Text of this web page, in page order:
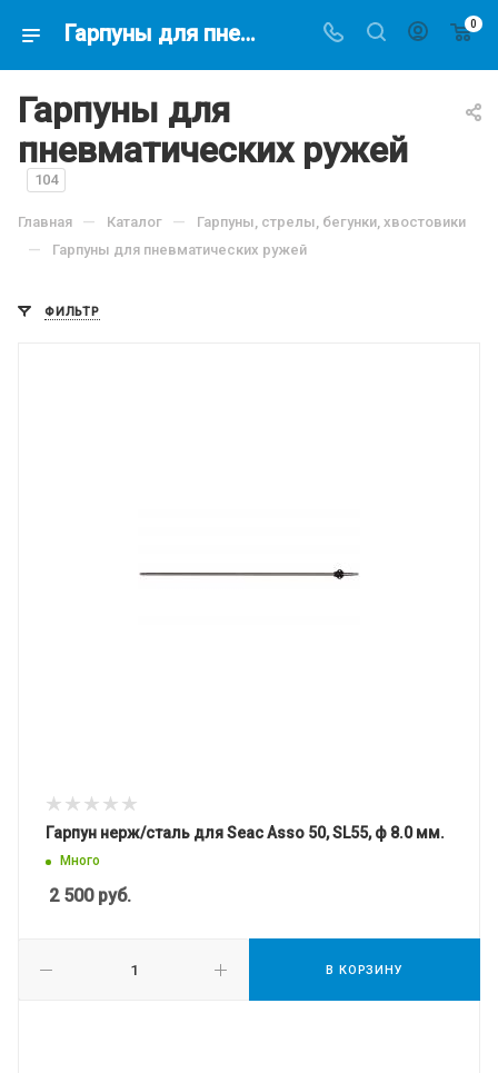
Гарпуны для пневматических ружей купить в магазине подводной охоты - Водолаз.РФ - 0
Гарпуны для
пневматических ружей
104
Главная — Каталог — Гарпуны, стрелы, бегунки, хвостовики
— Гарпуны для пневматических ружей
ФИЛЬТР
Гарпун нерж/сталь для Seac Asso 50, SL55, ф 8.0 мм.
Много
2 500руб.
В КОРЗИНУ